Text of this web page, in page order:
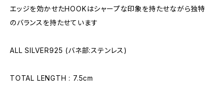
エッジを効かせたHOOKはシャープな印象を持たせながら独特
のバランスを持たせています
ALL SILVER925 (バネ部:ステンレス)
TOTAL LENGTH : 7.5cm